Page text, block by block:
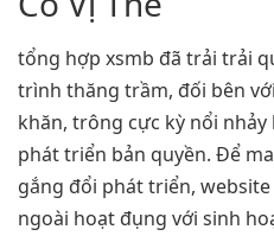
tổng hợp xsmb đã trải trải
trình thăng trầm, đối bên
khăn, trông cực kỳ nổi nhảy
phát triển bản quyền. Để
gắng đổi phát triển,
ngoài hoạt đụng với sinh